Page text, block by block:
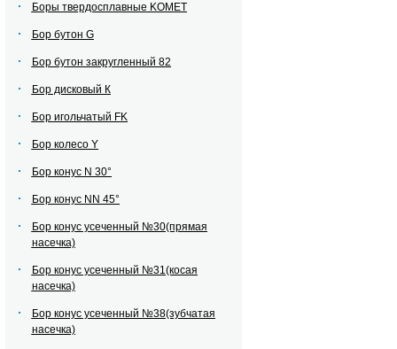
Боры твердосплавные KOMET
Бор бутон G
Бор бутон закругленный 82
Бор дисковый К
Бор игольчатый FK
Бор колесо Y
Бор конус N 30°
Бор конус NN 45°
Бор конус усеченный №30(прямая
насечка)
Бор конус усеченный №31(косая
насечка)
Бор конус усеченный №38(зубчатая
насечка)